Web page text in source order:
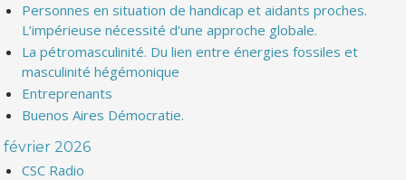
Personnes en situation de handicap et aidants proches.
L’impérieuse nécessité d'une approche globale.
La pétromasculinité. Du lien entre énergies fossiles et
masculinité hégémonique
Entreprenants
Buenos Aires Démocratie.
février 2026
CSC Radio